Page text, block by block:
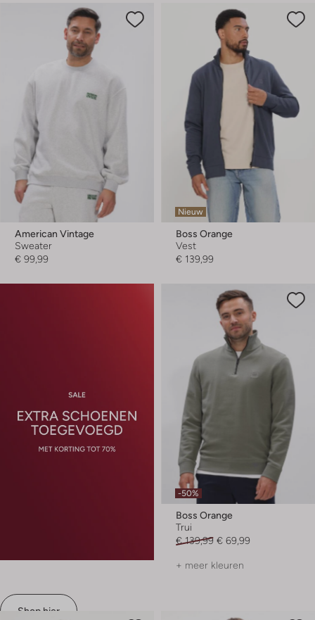
American Vintage
Sweater
€ 99,99
Nieuw
Boss Orange
Vest
€ 139,99
Shop hier
-50%
Boss Orange
Trui
€ 139,99 € 69,99
+ meer kleuren